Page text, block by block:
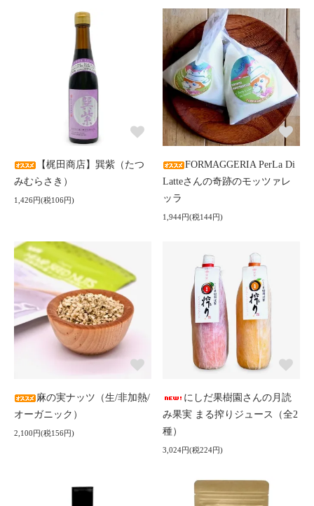
【梶田商店】巽紫（たつ
みむらさき）
1,426円(税106円)
FORMAGGERIA PerLa Di
Latteさんの奇跡のモッツァレ
ッラ
1,944円(税144円)
麻の実ナッツ（生/非加熱/
オーガニック）
2,100円(税156円)
にしだ果樹園さんの月読
み果実 まる搾りジュース（全2
種）
3,024円(税224円)